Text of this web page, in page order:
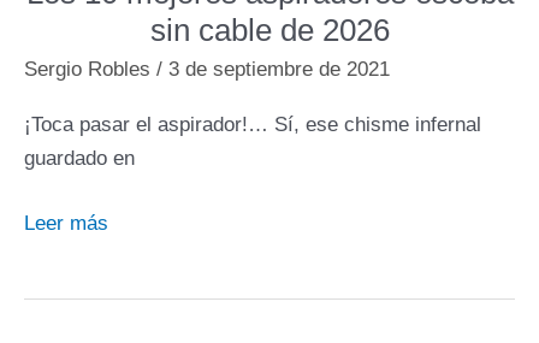
sin cable de 2026
Sergio Robles / 3 de septiembre de 2021
¡Toca pasar el aspirador!… Sí, ese chisme infernal
guardado en
Los
Leer más